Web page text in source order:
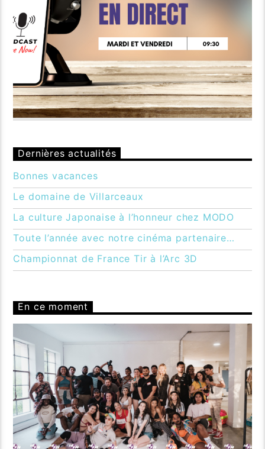
Dernières actualités
Bonnes vacances
Le domaine de Villarceaux
La culture Japonaise à l’honneur chez MODO
Toute l’année avec notre cinéma partenaire…
Championnat de France Tir à l’Arc 3D
En ce moment